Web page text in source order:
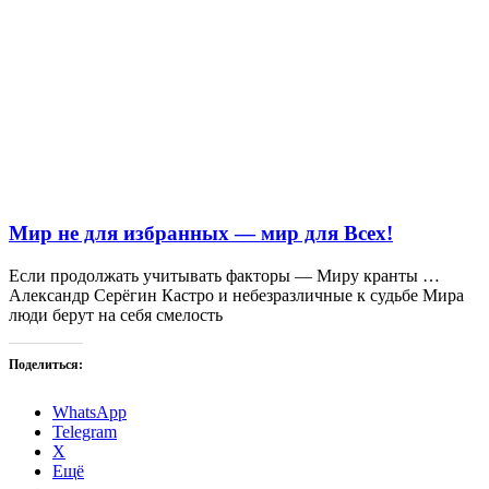
Мир не для избранных — мир для Всех!
Если продолжать учитывать факторы — Миру кранты …
Александр Серёгин Кастро и небезразличные к судьбе Мира
люди берут на себя смелость
Поделиться:
WhatsApp
Telegram
X
Ещё